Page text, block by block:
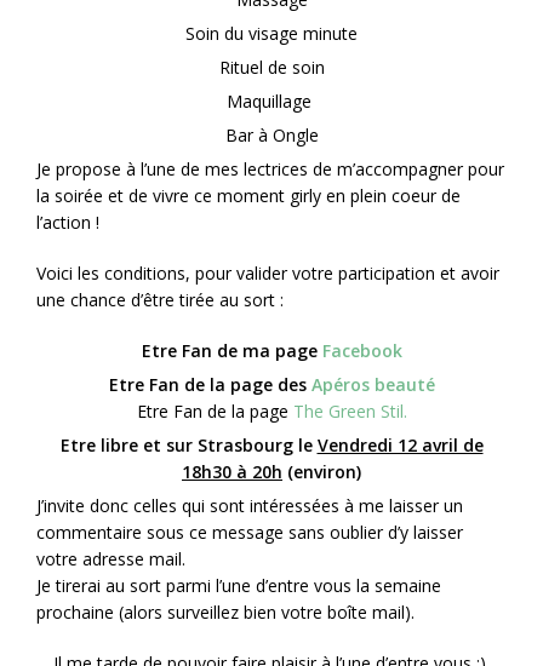
Soin du visage minute
Rituel de soin
Maquillage
Bar à Ongle
Je propose à l’une de mes lectrices de m’accompagner pour
la soirée et de vivre ce moment girly en plein coeur de
l’action !
Voici les conditions, pour valider votre participation et avoir
une chance d’être tirée au sort :
Etre Fan de ma page Facebook
Etre Fan de la page des Apéros beauté
Etre Fan de la page The Green Stil.
Etre libre et sur Strasbourg le Vendredi 12 avril de
18h30 à 20h (environ)
J’invite donc celles qui sont intéressées à me laisser un
commentaire sous ce message sans oublier d’y laisser
votre adresse mail.
Je tirerai au sort parmi l’une d’entre vous la semaine
prochaine (alors surveillez bien votre boîte mail).